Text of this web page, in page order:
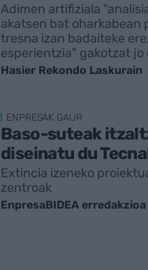
Adimen artifiziala
akatsen bat oharkabean
tresna izan badaiteke
esperientzia" gakotzat
Hasier Rekondo Laskurain
ENPRESAK GAUR
Baso-suteak
diseinatu du
Extincia izeneko
zentroak
EnpresaBIDEA erredakzioa